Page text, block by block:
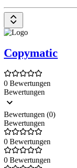
Copymatic
0 Bewertungen
Bewertungen
Bewertungen (0)
Bewertungen
0 Bewertungen
0 Bewertungen